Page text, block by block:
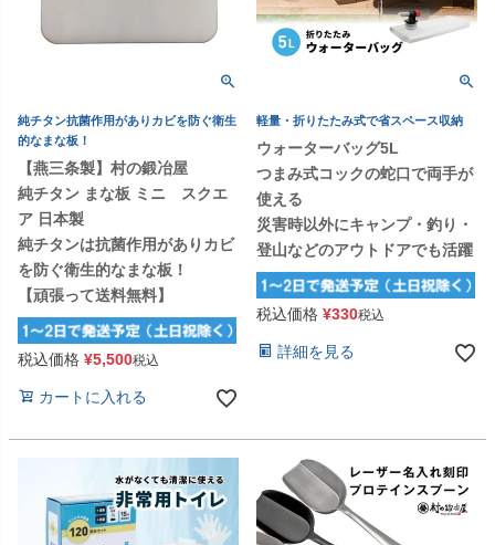
純チタン抗菌作用がありカビを防ぐ衛生
的なまな板！
【燕三条製】村の鍛冶屋
純チタン まな板 ミニ スクエ
ア 日本製
純チタンは抗菌作用がありカビ
を防ぐ衛生的なまな板！
【頑張って送料無料】
税込価格 ¥5,500税込
カートに入れる
軽量・折りたたみ式で省スペース収納
ウォーターバッグ5L
つまみ式コックの蛇口で両手が
使える
災害時以外にキャンプ・釣り・
登山などのアウトドアでも活躍
税込価格 ¥330税込
詳細を見る